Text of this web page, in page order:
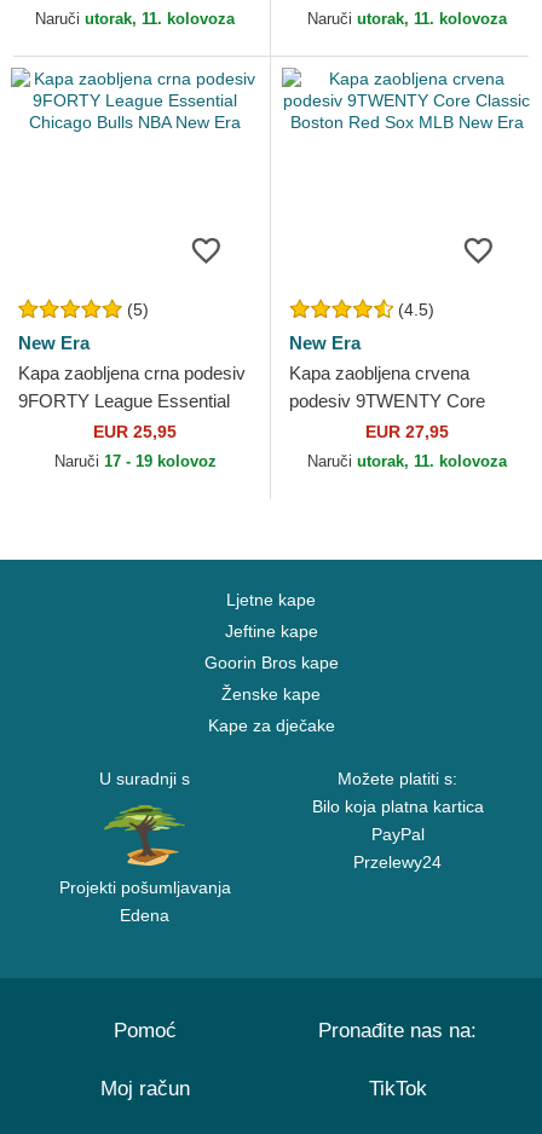
New Era
Naruči utorak, 11. kolovoza
New Era
Naruči utorak, 11. kolovoza
(5)
New Era
Kapa zaobljena crna podesiv
9FORTY League Essential
Chicago Bulls NBA New Era
EUR 25,95
Naruči 17 - 19 kolovoz
(4.5)
New Era
Kapa zaobljena crvena
podesiv 9TWENTY Core
Classic Boston Red Sox
MLB New Era
EUR 27,95
Naruči utorak, 11. kolovoza
Ljetne kape
Jeftine kape
Goorin Bros kape
Ženske kape
Kape za dječake
U suradnji s
Projekti pošumljavanja
Edena
Možete platiti s:
Bilo koja platna kartica
PayPal
Przelewy24
Pomoć
Moj račun
Pronađite nas na:
TikTok